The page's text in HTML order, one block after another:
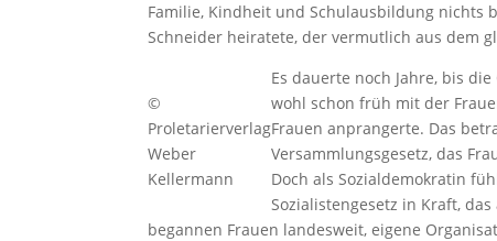
Familie, Kindheit und Schulausbildung nichts
Schneider heiratete, der vermutlich aus dem
©
Proletarierverlag
Weber
Kellermann
Es dauerte noch Jahre, bis
wohl schon früh mit der
Frauen anprangerte. Das
Versammlungsgesetz, das
Doch als Sozialdemokratin
Sozialistengesetz in Kraft,
begannen Frauen landesweit, eigene